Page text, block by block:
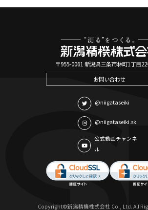
〒955-0061 新潟県三条市林町1丁目
お問い合わせ
@niigataseiki
@niigataseiki.sk
公式動画チャンネ
ル
Copyright©新潟精機株式会社 Co., Ltd. All